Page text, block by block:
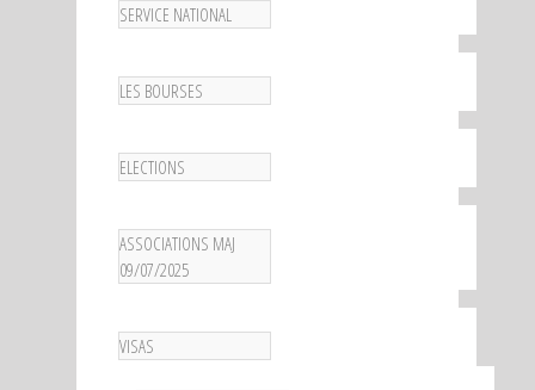
SERVICE NATIONAL
LES BOURSES
ELECTIONS
ASSOCIATIONS MAJ
09/07/2025
VISAS